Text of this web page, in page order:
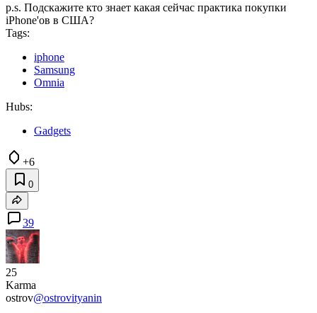
p.s. Подскажите кто знает какая сейчас практика покупки
iPhone'ов в США?
Tags:
iphone
Samsung
Omnia
Hubs:
Gadgets
+6
0
39
25
Karma
ostrov@ostrovityanin